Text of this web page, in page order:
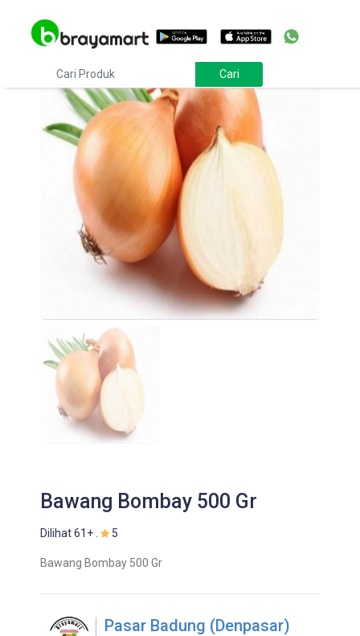
Bawang Bombay 500 Gr
Dilihat 61+ . 5
Bawang Bombay 500 Gr
Pasar Badung (Denpasar)